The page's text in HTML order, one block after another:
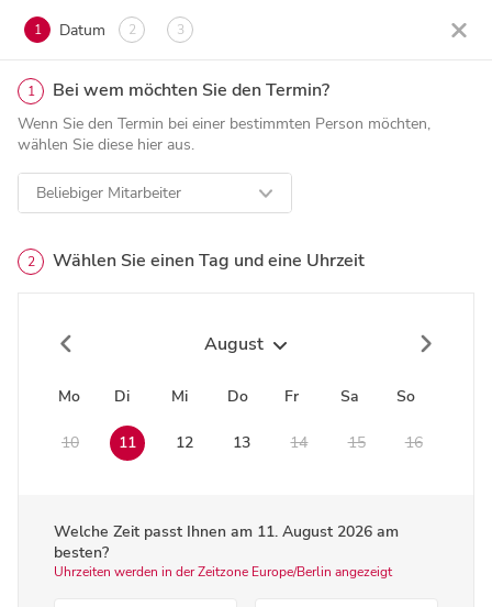
1 Datum 2 3
1 Bei wem möchten Sie den Termin?
Wenn Sie den Termin bei einer bestimmten Person möchten,
wählen Sie diese hier aus.
Beliebiger Mitarbeiter
2 Wählen Sie einen Tag und eine Uhrzeit
August
Mo Di Mi Do Fr Sa So
10 11 12 13 14 15 16
Welche Zeit passt Ihnen am 11. August 2026 am
besten?
Uhrzeiten werden in der Zeitzone Europe/Berlin angezeigt